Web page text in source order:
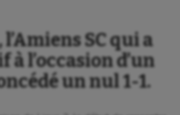
SC qui a
l’occasion d’un
un nul 1-1.